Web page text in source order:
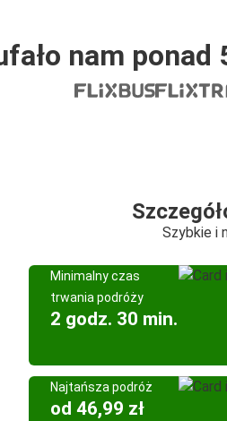
nam
Szybkie i
Minimalny czas
trwania podróży
2 godz. 30 min.
Najtańsza podróż
od 46,99 zł